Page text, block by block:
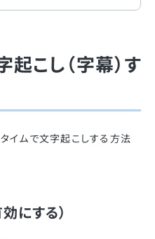
起こし（字幕）す
イムで文字起こしする方法
にする）